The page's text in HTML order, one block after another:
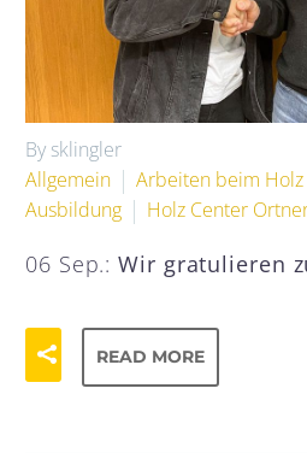
By sklingler
Allgemein
Arbeiten beim
Ausbildung
Holz Center
06 Sep.:Wir gratulieren
READ MORE